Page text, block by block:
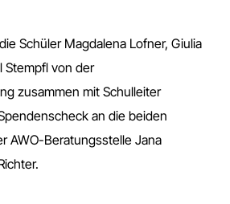
Schüler Magdalena Lofner, Giulia
Stempfl von der
zusammen mit Schulleiter
an die beiden
AWO-Beratungsstelle Jana